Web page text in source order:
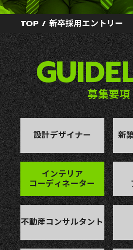
TOP / 新卒採用エントリー
募集要項
設計デザイナー 新
インテリア
コーディネーター
不動産コンサルタント